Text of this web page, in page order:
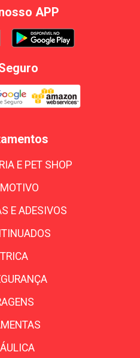
APP
E PET SHOP
E ADESIVOS